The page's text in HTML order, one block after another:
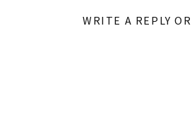
WRITE A REPLY